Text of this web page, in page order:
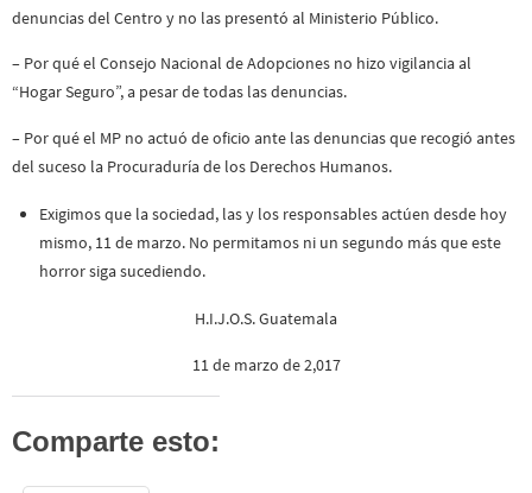
denuncias del Centro y no las presentó al Ministerio Público.
– Por qué el Consejo Nacional de Adopciones no hizo vigilancia al
“Hogar Seguro”, a pesar de todas las denuncias.
– Por qué el MP no actuó de oficio ante las denuncias que recogió antes
del suceso la Procuraduría de los Derechos Humanos.
Exigimos que la sociedad, las y los responsables actúen desde hoy
mismo, 11 de marzo. No permitamos ni un segundo más que este
horror siga sucediendo.
H.I.J.O.S. Guatemala
11 de marzo de 2,017
Comparte esto: